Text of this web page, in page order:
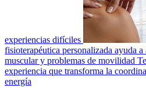
experiencias difíciles
fisioterapéutica personalizada ayuda
muscular y problemas de movilidad
experiencia que transforma la
energía